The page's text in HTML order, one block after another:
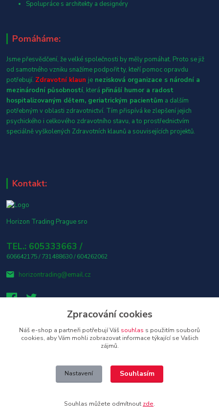
Spolupráce s architekty a designéry
Pomáháme:
Jsme přesvědčení, že velké společnosti by měly pomáhat. Proto se již
od samotného vzniku snažíme podpořit ty, kteří pomoc opravdu
potřebují. Zdravotní klaun je nezisková organizace s národní a
mezinárodní působností, která přináší humor a radost
hospitalizovaným dětem, geriatrickým pacientům a dalším
potřebným v oblasti zdravotnictví. Tím přispívá ke zlepšení jejich
psychického i celkového zdravotního stavu, a to prostřednictvím
speciálně vyškolených Zdravotních klaunů a souvisejících projektů.
Kontakt:
Horizon Trading Prague sro
TEL.: 605333663 /
606642175 / 731488630 / 604262062
horizontrading@email.cz
👤 Osobní odběr s platbou v hotovosti ZDARMA! 🎶
elektroniky a příslušenství
Zpracování cookies
Náš e-shop a partneři potřebují Váš souhlas s použitím souborů
cookies, aby Vám mohli zobrazovat informace týkající se Vašich
zájmů.
Nastavení Souhlasím
Souhlas můžete odmítnout zde.